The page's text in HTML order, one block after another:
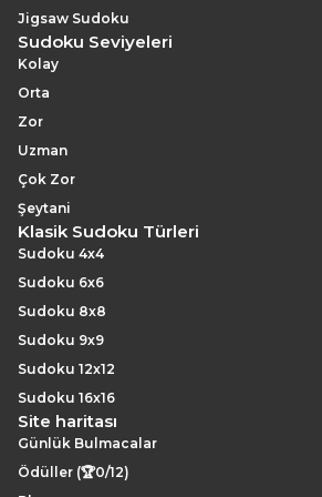
Jigsaw Sudoku
Sudoku Seviyeleri
Kolay
Orta
Zor
Uzman
Çok Zor
Şeytani
Klasik Sudoku Türleri
Sudoku 4x4
Sudoku 6x6
Sudoku 8x8
Sudoku 9x9
Sudoku 12x12
Sudoku 16x16
Site haritası
Günlük Bulmacalar
Ödüller (🏆0/12)